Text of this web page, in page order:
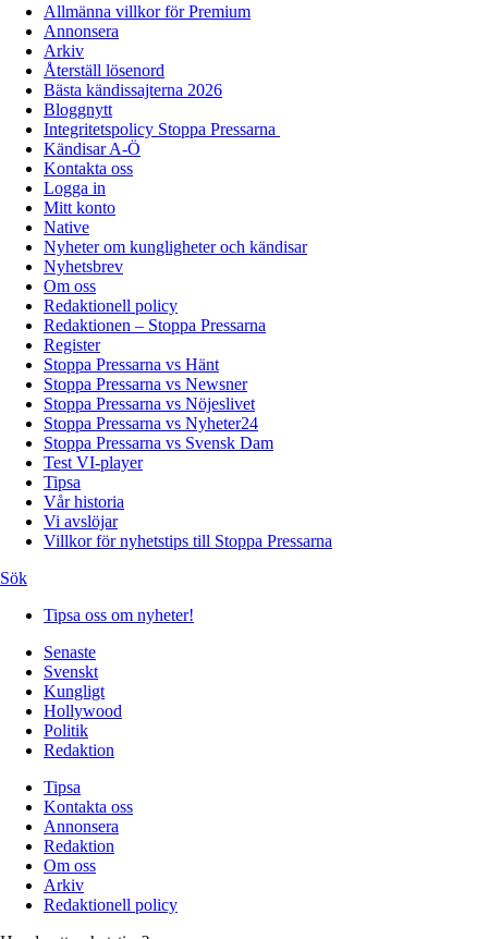
Allmänna villkor för Premium
Annonsera
Arkiv
Återställ lösenord
Bästa kändissajterna 2026
Bloggnytt
Integritetspolicy Stoppa Pressarna
Kändisar A-Ö
Kontakta oss
Logga in
Mitt konto
Native
Nyheter om kungligheter och kändisar
Nyhetsbrev
Om oss
Redaktionell policy
Redaktionen – Stoppa Pressarna
Register
Stoppa Pressarna vs Hänt
Stoppa Pressarna vs Newsner
Stoppa Pressarna vs Nöjeslivet
Stoppa Pressarna vs Nyheter24
Stoppa Pressarna vs Svensk Dam
Test VI-player
Tipsa
Vår historia
Vi avslöjar
Villkor för nyhetstips till Stoppa Pressarna
Sök
Tipsa oss om nyheter!
Senaste
Svenskt
Kungligt
Hollywood
Politik
Redaktion
Tipsa
Kontakta oss
Annonsera
Redaktion
Om oss
Arkiv
Redaktionell policy